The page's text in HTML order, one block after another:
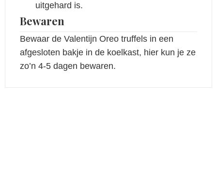
uitgehard is.
Bewaren
Bewaar de Valentijn Oreo truffels in een
afgesloten bakje in de koelkast, hier kun je ze
zo’n 4-5 dagen bewaren.